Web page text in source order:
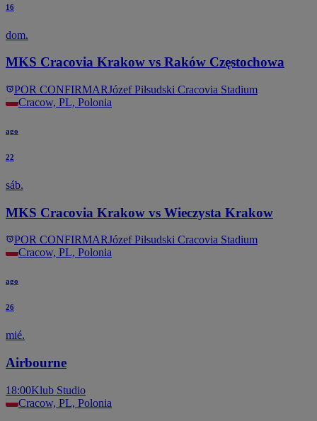
16
dom.
MKS Cracovia Krakow vs Raków Częstochowa
POR CONFIRMARJózef Piłsudski Cracovia Stadium
Cracow, PL, Polonia
ago
22
sáb.
MKS Cracovia Krakow vs Wieczysta Krakow
POR CONFIRMARJózef Piłsudski Cracovia Stadium
Cracow, PL, Polonia
ago
26
mié.
Airbourne
18:00Klub Studio
Cracow, PL, Polonia